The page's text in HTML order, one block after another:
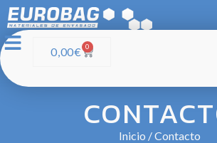
0,00€ 0
Inicio / Contacto